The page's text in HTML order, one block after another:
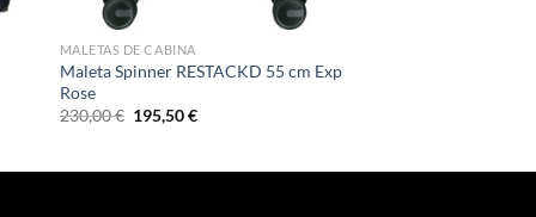
MALETAS DE CABINA
Maleta Spinner RESTACKD 55 cm Exp
Rose
230,00€ El
precio
195,50€El